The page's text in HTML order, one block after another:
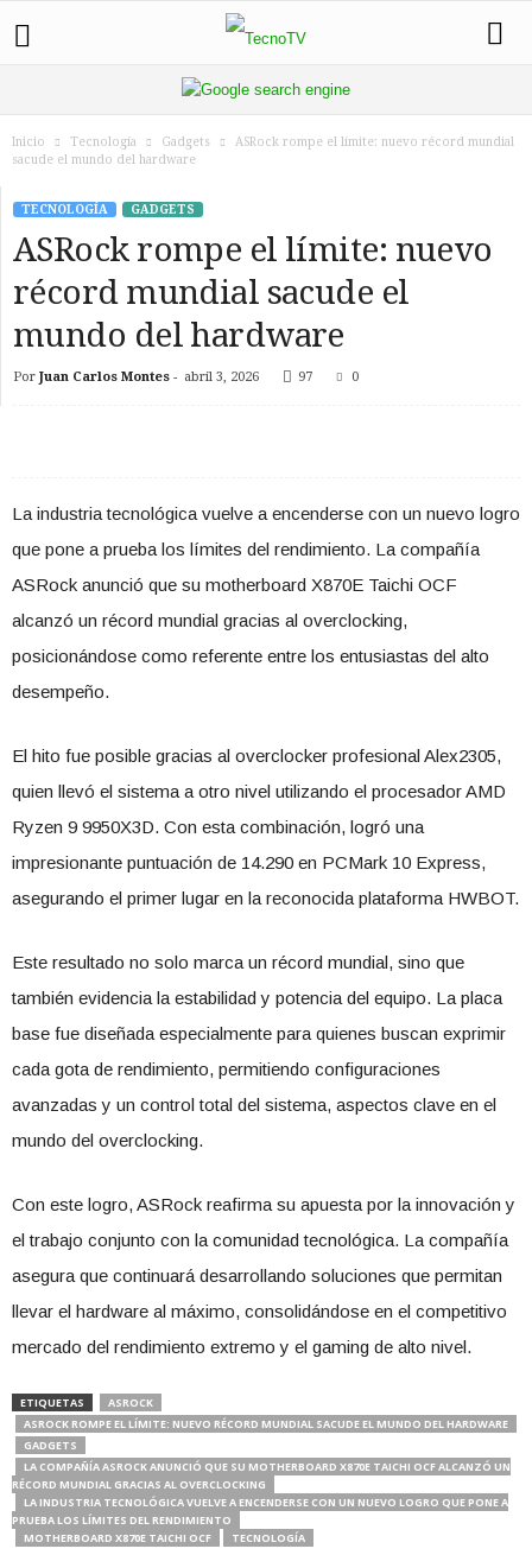
Inicio Tecnología Gadgets
ASRock rompe el límite: nuevo récord mundial
sacude el mundo del hardware
TECNOLOGÍA GADGETS
ASRock rompe el límite: nuevo
récord mundial sacude el
mundo del hardware
Por Juan Carlos Montes - abril 3, 2026 97 0
La industria tecnológica vuelve a encenderse con un nuevo logro
que pone a prueba los límites del rendimiento. La compañía
ASRock anunció que su motherboard X870E Taichi OCF
alcanzó un récord mundial gracias al overclocking,
posicionándose como referente entre los entusiastas del alto
desempeño.
El hito fue posible gracias al overclocker profesional Alex2305,
quien llevó el sistema a otro nivel utilizando el procesador AMD
Ryzen 9 9950X3D. Con esta combinación, logró una
impresionante puntuación de 14.290 en PCMark 10 Express,
asegurando el primer lugar en la reconocida plataforma HWBOT.
Este resultado no solo marca un récord mundial, sino que
también evidencia la estabilidad y potencia del equipo. La placa
base fue diseñada especialmente para quienes buscan exprimir
cada gota de rendimiento, permitiendo configuraciones
avanzadas y un control total del sistema, aspectos clave en el
mundo del overclocking.
Con este logro, ASRock reafirma su apuesta por la innovación y
el trabajo conjunto con la comunidad tecnológica. La compañía
asegura que continuará desarrollando soluciones que permitan
llevar el hardware al máximo, consolidándose en el competitivo
mercado del rendimiento extremo y el gaming de alto nivel.
ETIQUETAS
ASROCK
ASROCK ROMPE EL LÍMITE: NUEVO RÉCORD MUNDIAL SACUDE EL MUNDO DEL HARDWARE
GADGETS
LA COMPAÑÍA ASROCK ANUNCIÓ QUE SU MOTHERBOARD X870E TAICHI OCF ALCANZÓ UN
RÉCORD MUNDIAL GRACIAS AL OVERCLOCKING
LA INDUSTRIA TECNOLÓGICA VUELVE A ENCENDERSE CON UN NUEVO LOGRO QUE PONE A
PRUEBA LOS LÍMITES DEL RENDIMIENTO
MOTHERBOARD X870E TAICHI OCF
TECNOLOGÍA